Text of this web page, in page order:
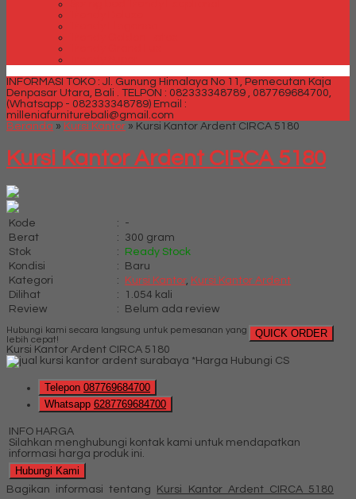
INFORMASI TOKO : Jl. Gunung Himalaya No 11, Pemecutan Kaja
Denpasar Utara, Bali . TELPON : 082333348789 , 087769684700,
(Whatsapp - 082333348789) Email :
milleniafurniturebali@gmail.com
Beranda » Kursi Kantor » Kursi Kantor Ardent CIRCA 5180
Kursi Kantor Ardent CIRCA 5180
Kode :
-
Berat
:
300 gram
Stok
:
Ready Stock
Kondisi
:
Baru
Kategori
: Kursi Kantor, Kursi Kantor Ardent
Dilihat
:
1.054 kali
Review
: Belum ada review
QUICK ORDER
Hubungi kami secara langsung untuk pemesanan yang
lebih cepat!
Kursi Kantor Ardent CIRCA 5180
*Harga Hubungi CS
Telepon 087769684700
Whatsapp 6287769684700
INFO HARGA
Silahkan menghubungi kontak kami untuk mendapatkan
informasi harga produk ini.
Hubungi Kami
Bagikan informasi tentang Kursi Kantor Ardent CIRCA 5180